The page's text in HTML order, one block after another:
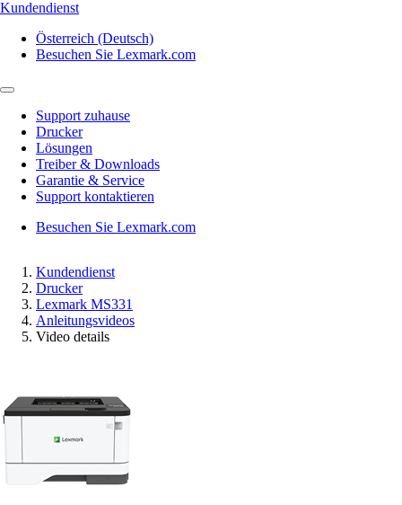
Kundendienst
Österreich (Deutsch)
Besuchen Sie Lexmark.com
Support zuhause
Drucker
Lösungen
Treiber & Downloads
Garantie & Service
Support kontaktieren
Besuchen Sie Lexmark.com
Kundendienst
Drucker
Lexmark MS331
Anleitungsvideos
Video details